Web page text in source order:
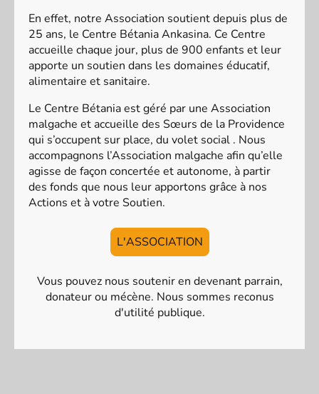
En effet, notre Association soutient depuis plus de
25 ans, le Centre Bétania Ankasina. Ce Centre
accueille chaque jour, plus de 900 enfants et leur
apporte un soutien dans les domaines éducatif,
alimentaire et sanitaire.
Le Centre Bétania est géré par une Association
malgache et accueille des Sœurs de la Providence
qui s’occupent sur place, du volet social . Nous
accompagnons l’Association malgache afin qu’elle
agisse de façon concertée et autonome, à partir
des fonds que nous leur apportons grâce à nos
Actions et à votre Soutien.
L'ASSOCIATION
Vous pouvez nous soutenir en devenant parrain,
donateur ou mécène. Nous sommes reconus
d'utilité publique.